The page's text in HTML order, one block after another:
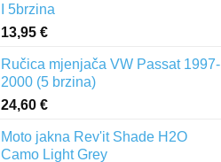
I 5brzina
13,95 €
Ručica mjenjača VW Passat 1997-
2000 (5 brzina)
24,60 €
Moto jakna Rev'it Shade H2O
Camo Light Grey